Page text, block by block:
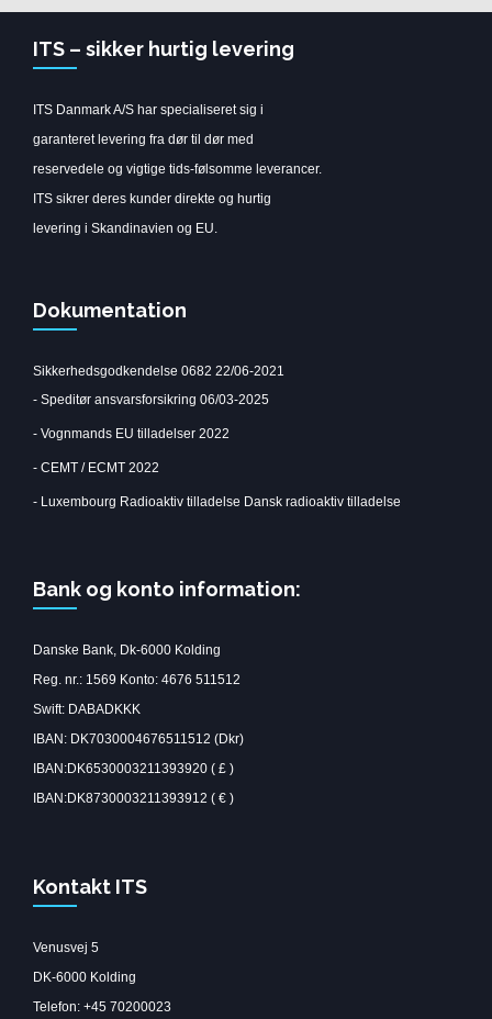
ITS – sikker hurtig levering
ITS Danmark A/S har specialiseret sig i
garanteret levering fra dør til dør med
reservedele og vigtige tids-følsomme leverancer.
ITS sikrer deres kunder direkte og hurtig
levering i Skandinavien og EU.
Dokumentation
Sikkerhedsgodkendelse 0682 22/06-2021
- Speditør ansvarsforsikring 06/03-2025
- Vognmands EU tilladelser 2022
- CEMT / ECMT 2022
- Luxembourg Radioaktiv tilladelse Dansk radioaktiv tilladelse
Bank og konto information:
Danske Bank, Dk-6000 Kolding
Reg. nr.: 1569 Konto: 4676 511512
Swift: DABADKKK
IBAN: DK7030004676511512 (Dkr)
IBAN:DK6530003211393920 ( £ )
IBAN:DK8730003211393912 ( € )
Kontakt ITS
Venusvej 5
DK-6000 Kolding
Telefon: +45 70200023